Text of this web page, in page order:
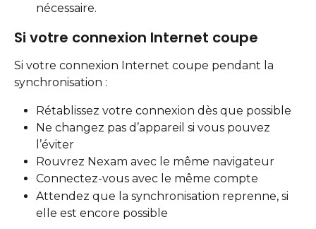
nécessaire.
Si votre connexion Internet coupe
Si votre connexion Internet coupe pendant la
synchronisation :
Rétablissez votre connexion dès que possible
Ne changez pas d’appareil si vous pouvez
l’éviter
Rouvrez Nexam avec le même navigateur
Connectez-vous avec le même compte
Attendez que la synchronisation reprenne, si
elle est encore possible